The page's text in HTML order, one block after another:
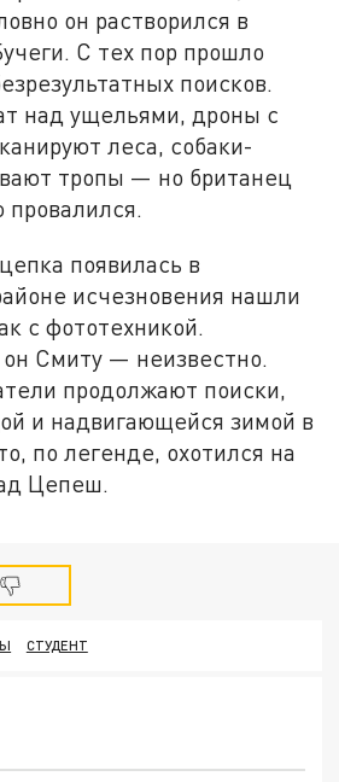
он растворился в
С тех пор прошло
поисков.
над ущельями, дроны с
леса, собаки-
тропы — но британец
провалился.
появилась в
исчезновения нашли
с фототехникой.
Смиту — неизвестно.
продолжают поиски,
и надвигающейся зимой в
по легенде, охотился на
Цепеш.
СТУДЕНТ